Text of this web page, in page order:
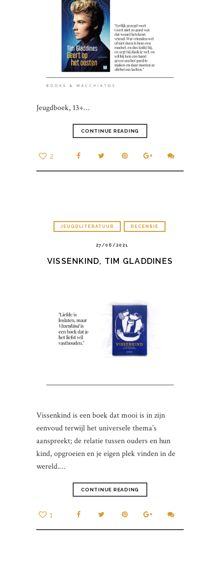
Jeugdboek, 13+…
CONTINUE READING
2
JEUGDLITERATUUR RECENSIE
27/06/2021
VISSENKIND, TIM GLADDINES
Vissenkind is een boek dat mooi is in zijn
eenvoud terwijl het universele thema’s
aanspreekt; de relatie tussen ouders en hun
kind, opgroeien en je eigen plek vinden in de
wereld.…
CONTINUE READING
1